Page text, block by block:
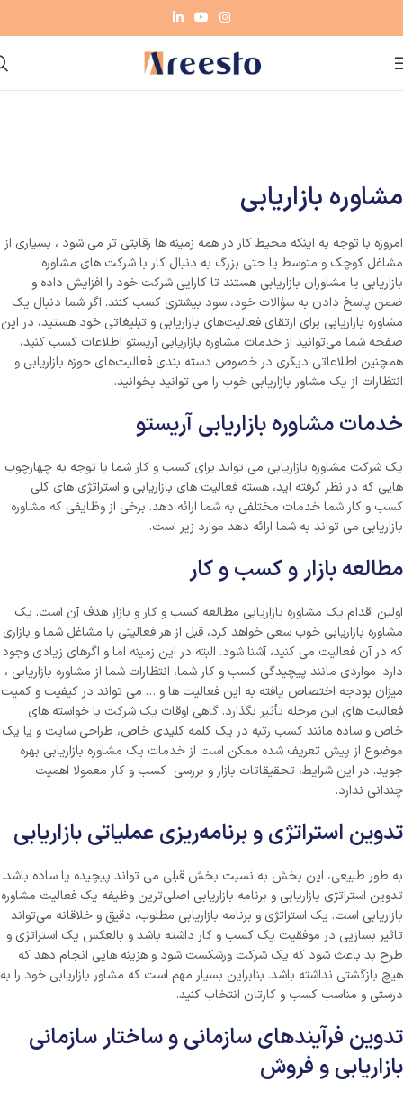
مشاوره بازاریابی
امروزه با توجه به اینکه محیط کار در همه زمینه ها رقابتی تر می شود ، بسیاری از
مشاغل کوچک و متوسط یا حتی بزرگ به دنبال کار با شرکت های مشاوره
بازاریابی یا مشاوران بازاریابی هستند تا کارایی شرکت خود را افزایش داده و
ضمن پاسخ دادن به سؤالات خود، سود بیشتری کسب کنند. اگر شما دنبال یک
مشاوره بازاریابی برای ارتقای فعالیت‌های بازاریابی و تبلیغاتی خود هستید، در این
صفحه شما می‌توانید از خدمات مشاوره بازاریابی آریستو اطلاعات کسب کنید،
همچنین اطلاعاتی دیگری در خصوص دسته بندی فعالیت‌های حوزه بازاریابی و
انتظارات از یک مشاور بازاریابی خوب را می توانید بخوانید.
خدمات مشاوره بازاریابی آریستو
یک شرکت مشاوره بازاریابی می تواند برای کسب و کار شما با توجه به چهارچوب
هایی که در نظر گرفته اید، هسته فعالیت های بازاریابی و استراتژی های کلی
کسب و کار شما خدمات مختلفی به شما ارائه دهد. برخی از وظایفی که مشاوره
بازاریابی می تواند به شما ارائه دهد موارد زیر است.
مطالعه بازار و کسب و کار
اولین اقدام یک مشاوره بازاریابی مطالعه کسب و کار و بازار هدف آن است. یک
مشاوره بازاریابی خوب سعی خواهد کرد، قبل از هر فعالیتی با مشاغل شما و بازاری
که در آن فعالیت می کنید، آشنا شود. البته در این زمینه اما و اگرهای زیادی وجود
دارد. مواردی مانند پیچیدگی کسب و کار شما، انتظارات شما از مشاوره بازاریابی ،
میزان بودجه اختصاص یافته به این فعالیت ها و … می تواند در کیفیت و کمیت
فعالیت های این مرحله تأثیر بگذارد. گاهی اوقات یک شرکت با خواسته های
خاص و ساده مانند کسب رتبه در یک کلمه کلیدی خاص، طراحی سایت و یا یک
موضوع از پیش تعریف شده ممکن است از خدمات یک مشاوره بازاریابی بهره
جوید. در این شرایط، تحقیقاتات بازار و بررسی کسب و کار معمولا اهمیت
چندانی ندارد.
تدوین استراتژی و برنامه‌ریزی عملیاتی بازاریابی
به طور طبیعی، این بخش به نسبت بخش قبلی می تواند پیچیده یا ساده باشد.
تدوین استراتژی بازاریابی و برنامه بازاریابی اصلی‌ترین وظیفه یک فعالیت مشاوره
بازاریابی است. یک استراتژی و برنامه بازاریابی مطلوب، دقیق و خلاقانه می‌تواند
تاثیر بسازیی در موفقیت یک کسب و کار داشته باشد و بالعکس یک استراتژی و
طرح بد باعث شود که یک شرکت ورشکست شود و هزینه هایی انجام دهد که
هیچ بازگشتی نداشته باشد. بنابراین بسیار مهم است که مشاور بازاریابی خود را به
درستی و مناسب کسب و کارتان انتخاب کنید.
تدوین فرآیندهای سازمانی و ساختار سازمانی
بازاریابی و فروش